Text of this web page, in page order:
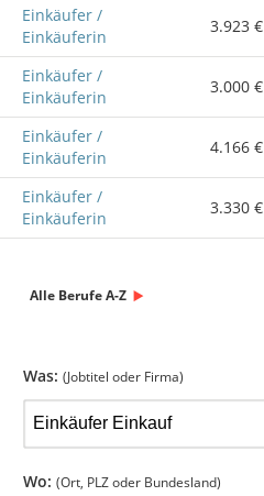
Einkäufer /
Einkäuferin
3.923 €
Einkäufer /
Einkäuferin
3.000 €
Einkäufer /
Einkäuferin
4.166 €
Einkäufer /
Einkäuferin
3.330 €
Alle Berufe A-Z
Was: (Jobtitel oder Firma)
Wo: (Ort, PLZ oder Bundesland)